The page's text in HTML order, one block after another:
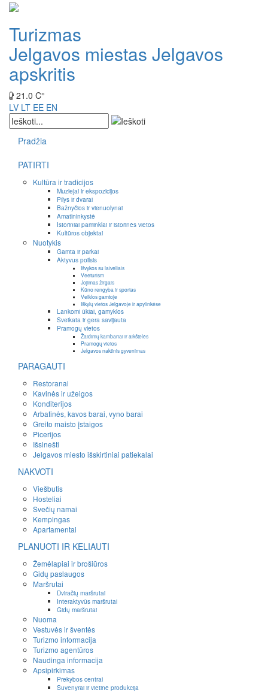
Turizmas
Jelgavos miestas Jelgavos
apskritis
21.0 C°
LV LT EE EN
Pradžia
PATIRTI
Kultūra ir tradicijos
Muziejai ir ekspozicijos
Pilys ir dvarai
Bažnyčios ir vienuolynai
Amatininkystė
Istoriniai paminklai ir istorinės vietos
Kultūros objektai
Nuotykis
Gamta ir parkai
Aktyvus poilsis
Išvykos su laiveliais
Veeturism
Jojimas žirgais
Kūno rengyba ir sportas
Veiklos gamtoje
Iškylų vietos Jelgavoje ir apylinkėse
Lankomi ūkiai, gamyklos
Sveikata ir gera savijauta
Pramogų vietos
Žaidimų kambariai ir aikštelės
Pramogų vietos
Jelgavos naktinis gyvenimas
PARAGAUTI
Restoranai
Kavinės ir užeigos
Konditerijos
Arbatinės, kavos barai, vyno barai
Greito maisto įstaigos
Picerijos
Išsinešti
Jelgavos miesto išskirtiniai patiekalai
NAKVOTI
Viešbutis
Hosteliai
Svečių namai
Kempingas
Apartamentai
PLANUOTI IR KELIAUTI
Žemėlapiai ir brošiūros
Gidų paslaugos
Maršrutai
Dviračių maršrutai
Interaktyvūs maršrutai
Gidų maršrutai
Nuoma
Vestuvės ir šventės
Turizmo informacija
Turizmo agentūros
Naudinga informacija
Apsipirkimas
Prekybos centrai
Suvenyrai ir vietinė produkcija